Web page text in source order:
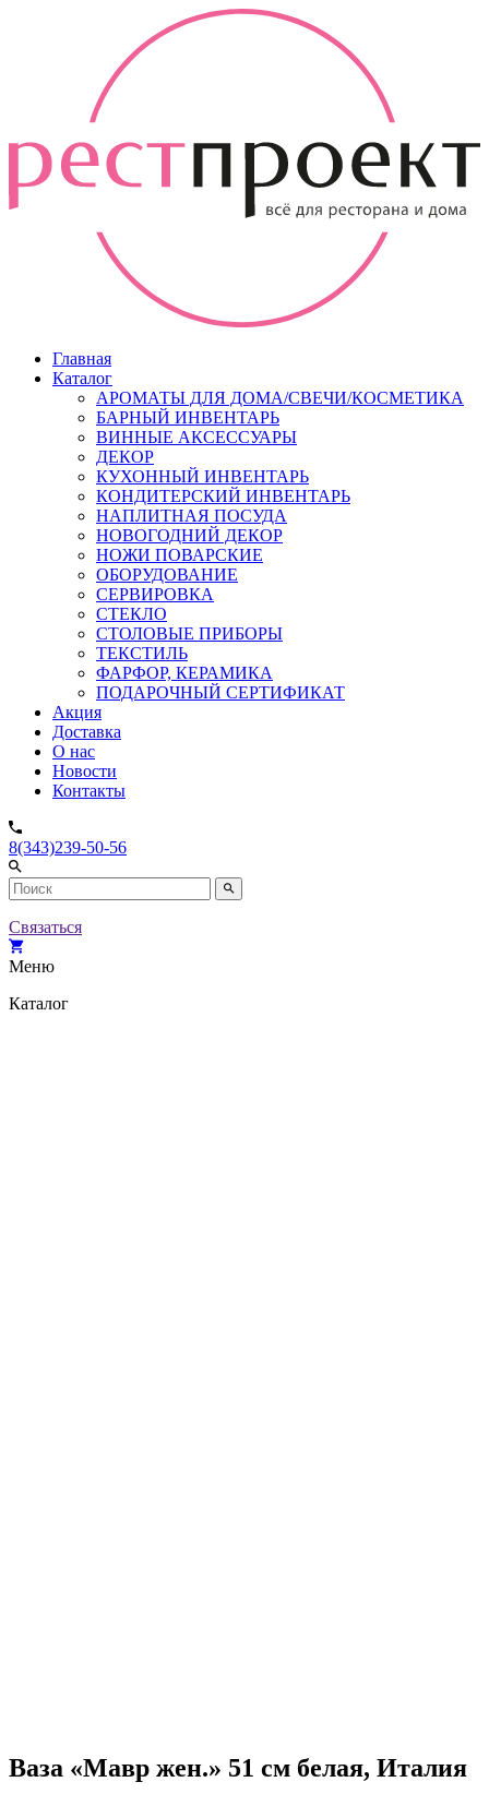
Главная
Каталог
АРОМАТЫ ДЛЯ ДОМА/СВЕЧИ/КОСМЕТИКА
БАРНЫЙ ИНВЕНТАРЬ
ВИННЫЕ АКСЕССУАРЫ
ДЕКОР
КУХОННЫЙ ИНВЕНТАРЬ
КОНДИТЕРСКИЙ ИНВЕНТАРЬ
НАПЛИТНАЯ ПОСУДА
НОВОГОДНИЙ ДЕКОР
НОЖИ ПОВАРСКИЕ
ОБОРУДОВАНИЕ
СЕРВИРОВКА
СТЕКЛО
СТОЛОВЫЕ ПРИБОРЫ
ТЕКСТИЛЬ
ФАРФОР, КЕРАМИКА
ПОДАРОЧНЫЙ СЕРТИФИКАТ
Акция
Доставка
О нас
Новости
Контакты
8(343)239-50-56
Связаться
Меню
Каталог
Ваза «Мавр жен.» 51 см белая, Италия